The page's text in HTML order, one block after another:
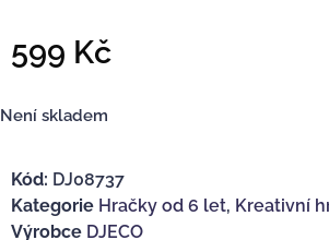
599 Kč
Není skladem
Kód: DJ08737
Kategorie Hračky od 6 let, Kreativní
Výrobce DJECO